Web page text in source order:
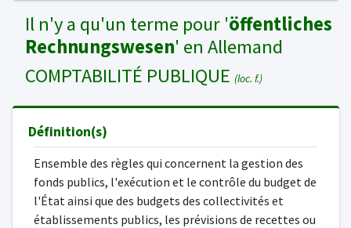
Il n'y a qu'un terme pour 'öffentliches
Rechnungswesen' en Allemand
COMPTABILITÉ PUBLIQUE (loc. f.)
Définition(s)
Ensemble des règles qui concernent la gestion des
fonds publics, l'exécution et le contrôle du budget de
l'État ainsi que des budgets des collectivités et
établissements publics, les prévisions de recettes ou